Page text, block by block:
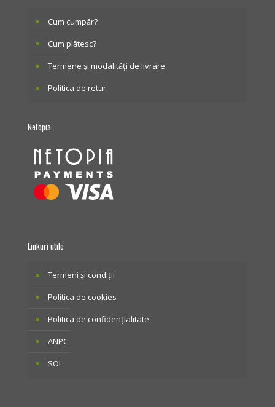
Cum cumpăr?
Cum plătesc?
Termene și modalități de livrare
Politica de retur
Netopia
Linkuri utile
Termeni și condiții
Politica de cookies
Politica de confidențialitate
ANPC
SOL